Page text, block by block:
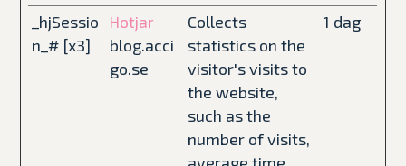
_hjSessio
n_# [x3]
Hotjar
blog.acci
go.se
Collects
statistics on the
visitor's visits to
the website,
such as the
number of visits,
1 dag